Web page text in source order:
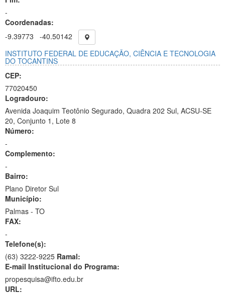
-
Coordenadas:
-9.39773
-40.50142
INSTITUTO FEDERAL DE EDUCAÇÃO, CIÊNCIA E TECNOLOGIA
DO TOCANTINS
CEP:
77020450
Logradouro:
Avenida Joaquim Teotônio Segurado, Quadra 202 Sul, ACSU-SE
20, Conjunto 1, Lote 8
Número:
-
Complemento:
-
Bairro:
Plano Diretor Sul
Município:
Palmas - TO
FAX:
-
Telefone(s):
(63) 3222-9225 Ramal:
E-mail Institucional do Programa:
propesquisa@ifto.edu.br
URL: